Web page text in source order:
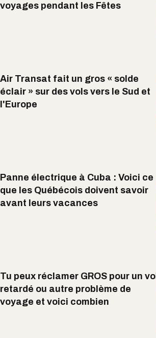
voyages pendant les Fêtes
Air Transat fait un gros « solde
éclair » sur des vols vers le Sud et
l'Europe
Panne électrique à Cuba : Voici ce
que les Québécois doivent savoir
avant leurs vacances
Tu peux réclamer GROS pour un vol
retardé ou autre problème de
voyage et voici combien